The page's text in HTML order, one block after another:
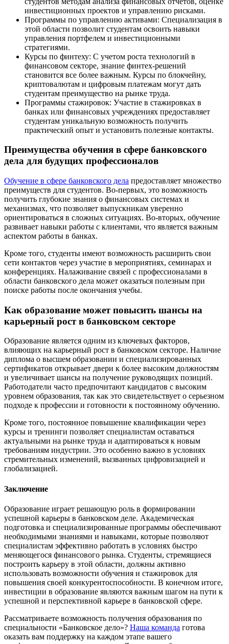
инвестиционных проектов и управлению рисками.
Программы по управлению активами: Специализация в
этой области позволит студентам освоить навыки
управления портфелем и инвестиционными
стратегиями.
Курсы по финтеху: С учетом роста технологий в
финансовом секторе, знание финтех-решений
становится все более важным. Курсы по блокчейну,
криптовалютам и цифровым платежам могут дать
студентам преимущество на рынке труда.
Программы стажировок: Участие в стажировках в
банках или финансовых учреждениях предоставляет
студентам уникальную возможность получить
практический опыт и установить полезные контакты.
Преимущества обучения в сфере банковского
дела для будущих профессионалов
Обучение в сфере банковского дела предоставляет множество
преимуществ для студентов. Во-первых, это возможность
получить глубокие знания о финансовых системах и
механизмах, что позволяет выпускникам уверенно
ориентироваться в сложных ситуациях. Во-вторых, обучение
развивает навыки работы с клиентами, что является важным
аспектом работы в банках.
Кроме того, студенты имеют возможность расширить свои
сети контактов через участие в мероприятиях, семинарах и
конференциях. Налаживание связей с профессионалами в
области банковского дела может оказаться полезным при
поиске работы после окончания учебы.
Как образование может повысить шансы на
карьерный рост в банковском секторе
Образование является одним из ключевых факторов,
влияющих на карьерный рост в банковском секторе. Наличие
диплома о высшем образовании и специализированных
сертификатов открывает двери к более высоким должностям
и увеличивает шансы на получение руководящих позиций.
Работодатели часто предпочитают кандидатов с высоким
уровнем образования, так как это свидетельствует о серьезном
подходе к профессии и готовности к постоянному обучению.
Кроме того, постоянное повышение квалификации через
курсы и тренинги позволяет специалистам оставаться
актуальными на рынке труда и адаптироваться к новым
требованиям индустрии. Это особенно важно в условиях
стремительных изменений, вызванных цифровизацией и
глобализацией.
Заключение
Образование играет решающую роль в формировании
успешной карьеры в банковском деле. Академическая
подготовка и специализированные программы обеспечивают
необходимыми знаниями и навыками, которые позволяют
специалистам эффективно работать в условиях быстро
меняющегося финансового рынка. Студенты, стремящиеся
построить карьеру в этой области, должны активно
использовать возможности обучения и стажировок для
повышения своей конкурентоспособности. В конечном итоге,
инвестиции в образование являются важным шагом на пути к
успешной и перспективной карьере в банковской сфере.
Рассматриваете возможность получения образования по
специальности «Банковское дело»? Наша команда готова
оказать вам поддержку на каждом этапе вашего